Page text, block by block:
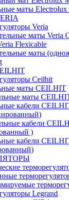
маты
Veria
маты Veria
Flexicable
маты
Ceilhit
маты CEILHIT
маты
кабели
кабели
)
кабели
Legrand